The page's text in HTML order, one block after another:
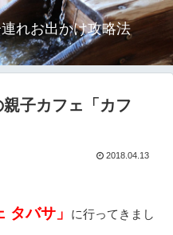
れお出かけ攻略法
親子カフェ「カフ
2018.04.13
タバサ」
に行ってきまし